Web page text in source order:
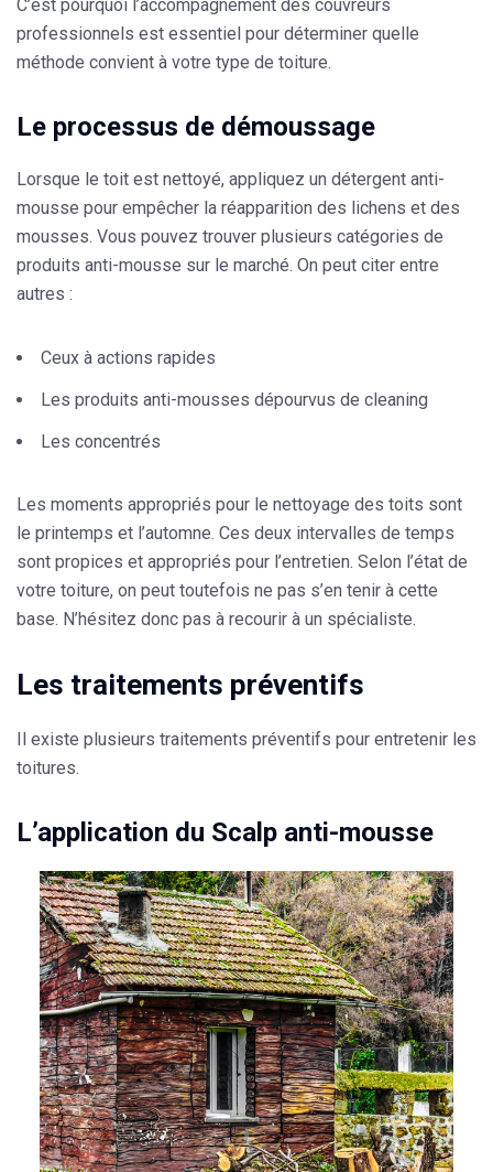
C’est pourquoi l’accompagnement des couvreurs
professionnels est essentiel pour déterminer quelle
méthode convient à votre type de toiture.
Le processus de démoussage
Lorsque le toit est nettoyé, appliquez un détergent anti-
mousse pour empêcher la réapparition des lichens et des
mousses. Vous pouvez trouver plusieurs catégories de
produits anti-mousse sur le marché. On peut citer entre
autres :
Ceux à actions rapides
Les produits anti-mousses dépourvus de cleaning
Les concentrés
Les moments appropriés pour le nettoyage des toits sont
le printemps et l’automne. Ces deux intervalles de temps
sont propices et appropriés pour l’entretien. Selon l’état de
votre toiture, on peut toutefois ne pas s’en tenir à cette
base. N’hésitez donc pas à recourir à un spécialiste.
Les traitements préventifs
Il existe plusieurs traitements préventifs pour entretenir les
toitures.
L’application du Scalp anti-mousse